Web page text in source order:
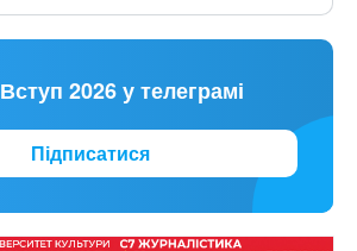
Вступ 2026 у телеграмі
Підписатися